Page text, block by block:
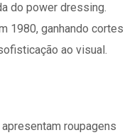
do power dressing.
1980, ganhando cortes
ao visual.
roupagens